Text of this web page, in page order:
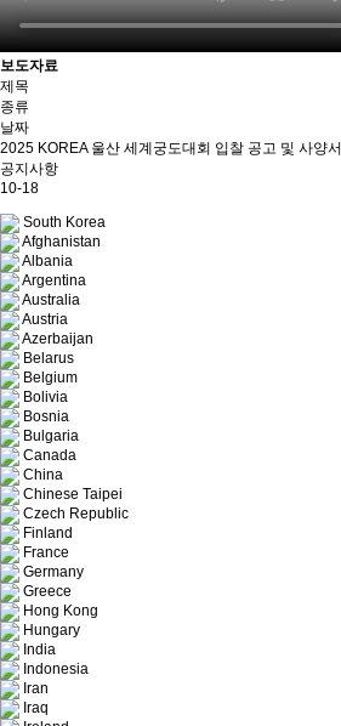
보도자료
제목
종류
날짜
2025 KOREA 울산 세계궁도대회 입찰 공고 및 사양서
공지사항
10-18
South Korea
Afghanistan
Albania
Argentina
Australia
Austria
Azerbaijan
Belarus
Belgium
Bolivia
Bosnia
Bulgaria
Canada
China
Chinese Taipei
Czech Republic
Finland
France
Germany
Greece
Hong Kong
Hungary
India
Indonesia
Iran
Iraq